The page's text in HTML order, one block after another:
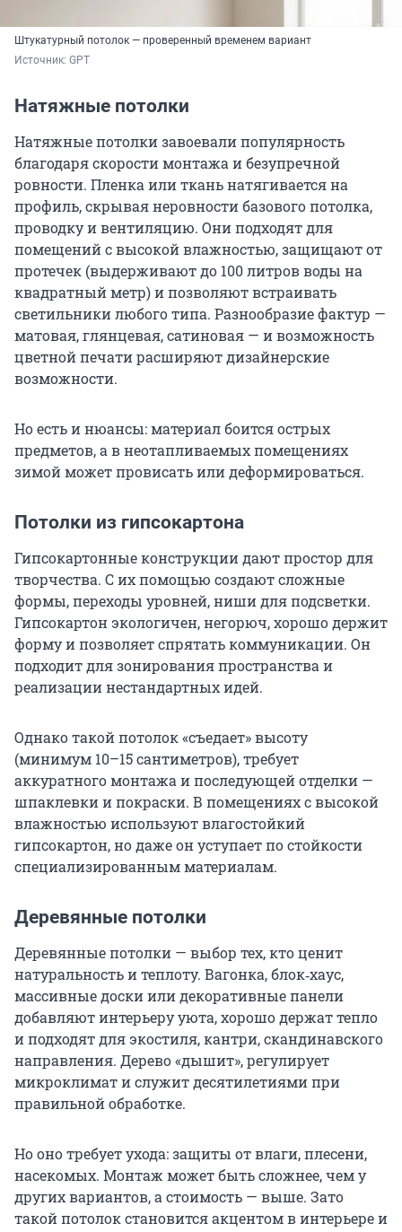
Штукатурный потолок — проверенный временем вариант
Источник: GPT
Натяжные потолки
Натяжные потолки завоевали популярность
благодаря скорости монтажа и безупречной
ровности. Пленка или ткань натягивается на
профиль, скрывая неровности базового потолка,
проводку и вентиляцию. Они подходят для
помещений с высокой влажностью, защищают от
протечек (выдерживают до 100 литров воды на
квадратный метр) и позволяют встраивать
светильники любого типа. Разнообразие фактур —
матовая, глянцевая, сатиновая — и возможность
цветной печати расширяют дизайнерские
возможности.
Но есть и нюансы: материал боится острых
предметов, а в неотапливаемых помещениях
зимой может провисать или деформироваться.
Потолки из гипсокартона
Гипсокартонные конструкции дают простор для
творчества. С их помощью создают сложные
формы, переходы уровней, ниши для подсветки.
Гипсокартон экологичен, негорюч, хорошо держит
форму и позволяет спрятать коммуникации. Он
подходит для зонирования пространства и
реализации нестандартных идей.
Однако такой потолок «съедает» высоту
(минимум 10–15 сантиметров), требует
аккуратного монтажа и последующей отделки —
шпаклевки и покраски. В помещениях с высокой
влажностью используют влагостойкий
гипсокартон, но даже он уступает по стойкости
специализированным материалам.
Деревянные потолки
Деревянные потолки — выбор тех, кто ценит
натуральность и теплоту. Вагонка, блок‑хаус,
массивные доски или декоративные панели
добавляют интерьеру уюта, хорошо держат тепло
и подходят для экостиля, кантри, скандинавского
направления. Дерево «дышит», регулирует
микроклимат и служит десятилетиями при
правильной обработке.
Но оно требует ухода: защиты от влаги, плесени,
насекомых. Монтаж может быть сложнее, чем у
других вариантов, а стоимость — выше. Зато
такой потолок становится акцентом в интерьере и